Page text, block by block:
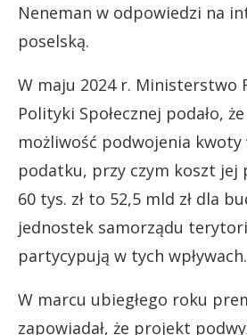
Neneman w odpowiedzi na
poselską.
W maju 2024 r. Ministerstwo
Polityki Społecznej podało,
możliwość podwojenia kwoty
podatku, przy czym koszt jej
60 tys. zł to 52,5 mld zł dla
jednostek samorządu
partycypują w tych wpływach.
W marcu ubiegłego roku
zapowiadał, że projekt